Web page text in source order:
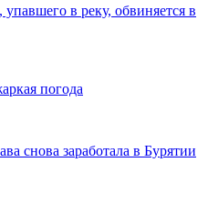
в реку, обвиняется в
погода
снова заработала в Бурятии